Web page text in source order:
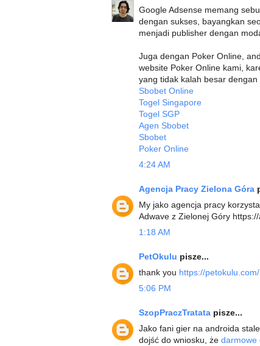
Google Adsense memang
dengan sukses, bayangkan
menjadi publisher dengan
Juga dengan Poker Online,
website Poker Online kami,
yang tidak kalah besar
Sbobet Online
Togel Singapore
Togel SGP
Agen Sbobet
Sbobet
Poker Online
4:24 AM
Agencja Pracy Zielona Góra
My jako agencja pracy
Adwave z Zielonej Góry
1:18 AM
PetOkulu pisze...
thank you https://petokulu.com/
5:06 PM
SzopPraczTratata pisze...
Jako fani gier na androida
dojść do wniosku, że darmowe